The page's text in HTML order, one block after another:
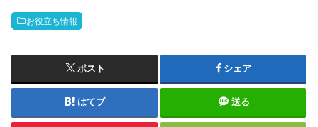
お役立ち情報
ポスト シェア
はてブ 送る